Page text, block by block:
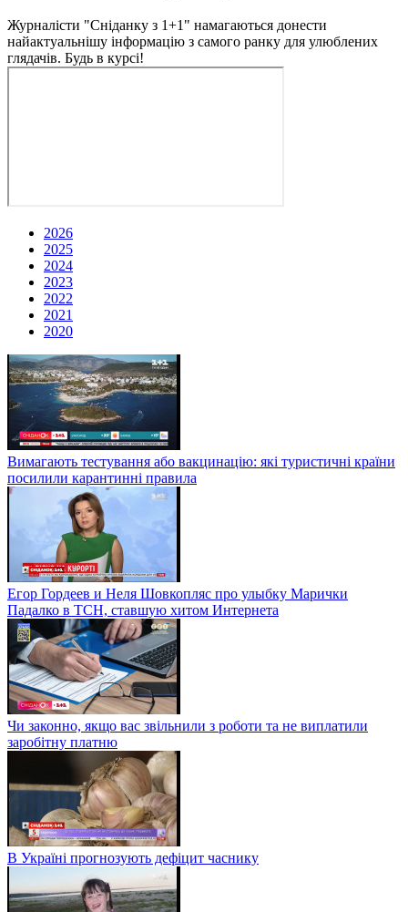
Журналісти "Сніданку з 1+1" намагаються донести
найактуальнішу інформацію з самого ранку для улюблених
глядачів. Будь в курсі!
2026
2025
2024
2023
2022
2021
2020
Вимагають тестування або вакцинацію: які туристичні країни
посилили карантинні правила
Егор Гордеев и Неля Шовкопляс про улыбку Марички
Падалко в ТСН, ставшую хитом Интернета
Чи законно, якщо вас звільнили з роботи та не виплатили
заробітну платню
В Україні прогнозують дефіцит часнику